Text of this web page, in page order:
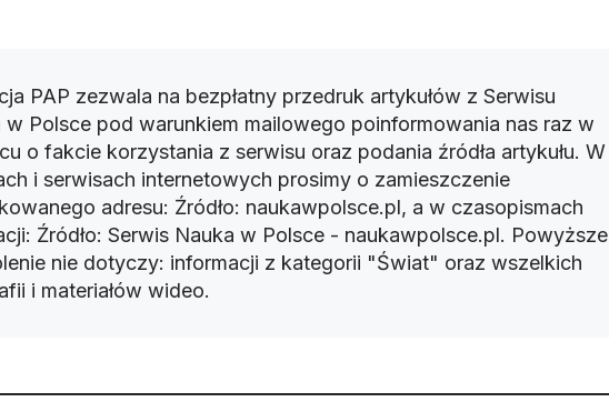
PAP zezwala na bezpłatny przedruk artykułów z Serwisu
w Polsce pod warunkiem mailowego poinformowania nas raz w
o fakcie korzystania z serwisu oraz podania źródła artykułu. W
i serwisach internetowych prosimy o zamieszczenie
adresu: Źródło: naukawpolsce.pl, a w czasopismach
Źródło: Serwis Nauka w Polsce - naukawpolsce.pl. Powyższe
nie dotyczy: informacji z kategorii "Świat" oraz wszelkich
i materiałów wideo.